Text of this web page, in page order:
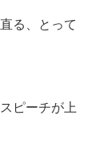
る、とって
ピーチが上